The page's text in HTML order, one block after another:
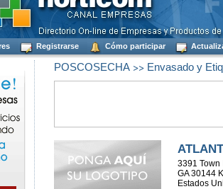
Registrarse Cómo participar
POSCOSECHA>> Envasado y
3391 Town
GA 30144
Estados